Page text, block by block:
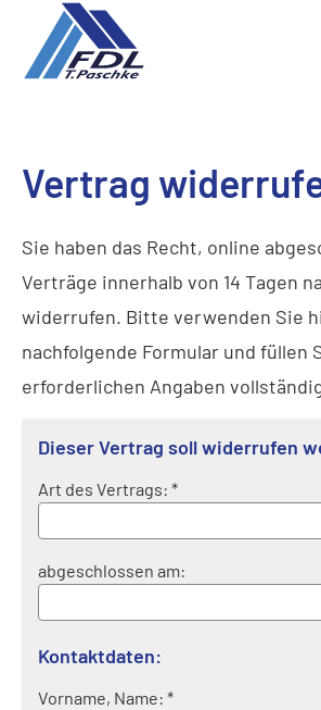
Vertrag
Sie haben das Recht, online
Verträge innerhalb von 14 Tagen
widerrufen. Bitte verwenden Sie
nachfolgende Formular und füllen
erforderlichen Angaben
Dieser Vertrag soll widerrufen
Art des Vertrags: *
abgeschlossen am:
Kontaktdaten:
Vorname, Name: *